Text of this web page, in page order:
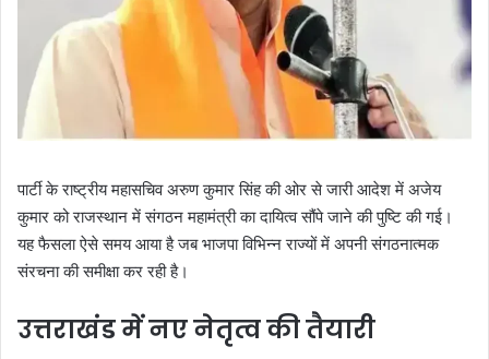
पार्टी के राष्ट्रीय महासचिव अरुण कुमार सिंह की ओर से जारी आदेश में अजेय
कुमार को राजस्थान में संगठन महामंत्री का दायित्व सौंपे जाने की पुष्टि की गई।
यह फैसला ऐसे समय आया है जब भाजपा विभिन्न राज्यों में अपनी संगठनात्मक
संरचना की समीक्षा कर रही है।
उत्तराखंड में नए नेतृत्व की तैयारी